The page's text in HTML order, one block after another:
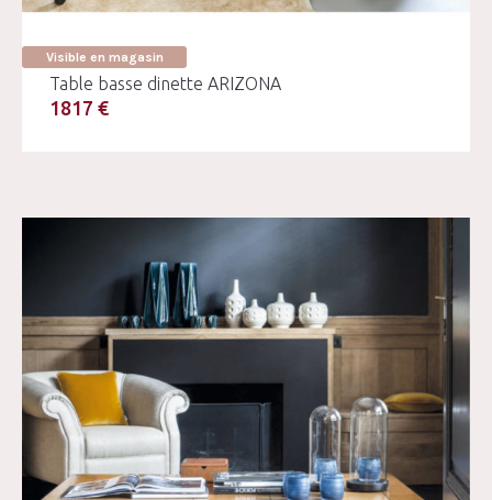
Visible en magasin
Table basse dinette ARIZONA
1817 €